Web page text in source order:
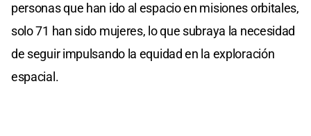
personas que han ido al espacio en misiones orbitales,
solo 71 han sido mujeres, lo que subraya la necesidad
de seguir impulsando la equidad en la exploración
espacial.